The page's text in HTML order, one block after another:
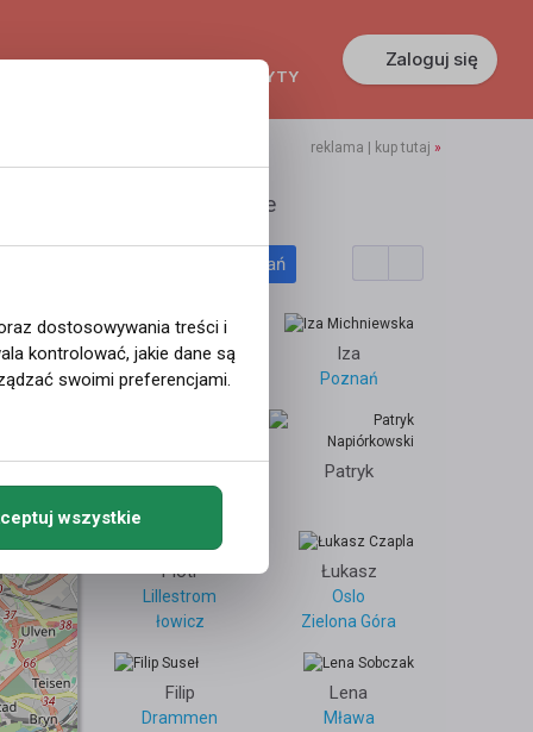
KREDYTY
Zaloguj się
reklama | kup tutaj »
Oslo
1
Polecane profile
Filtr wyszukiwań
krzyś
radziehowy
Iza
Poznań
Patryk
Piotr
Lillestrom
łowicz
Łukasz
Oslo
Zielona Góra
Filip
Drammen
Lena
Mława
dostosowywania treści i
kontrolować, jakie dane są
swoimi preferencjami.
wszystkie